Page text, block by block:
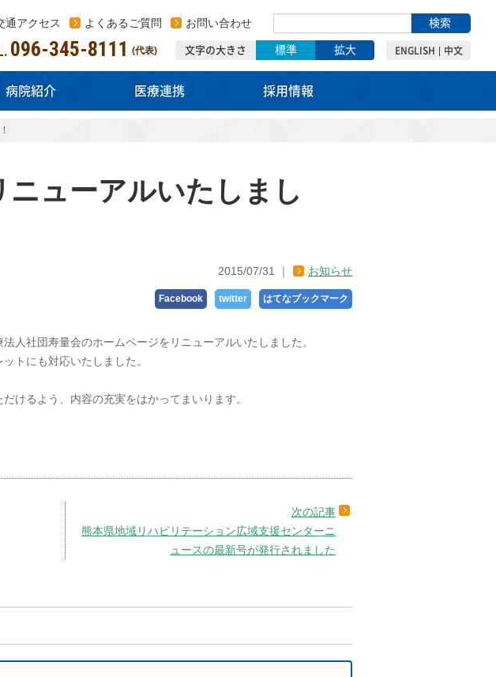
通アクセス よくあるご質問 お問い合わせ 検索
096-345-8111 (代表) 文字の大きさ 標準 拡大 ENGLISH 中文
病院紹介 医療連携 採用情報
ューアルいたしまし
2015/07/31 お知らせ
Facebook twitter はてなブックマーク
人社団寿量会のホームページをリニューアルいたしました。
トにも対応いたしました。
けるよう、内容の充実をはかってまいります。
熊本県地域リハビリテーション広域支援センターニ
ュースの最新号が発行されました